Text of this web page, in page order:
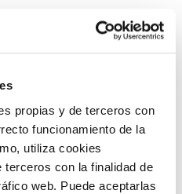
propias y de terceros con
funcionamiento de la
utiliza cookies
con la finalidad de
web. Puede aceptarlas
SEGURIDAD Y
los datos facilitados, con la
o quejas planteadas a través
información solicitada. Podrá
de acceso, rectificación,